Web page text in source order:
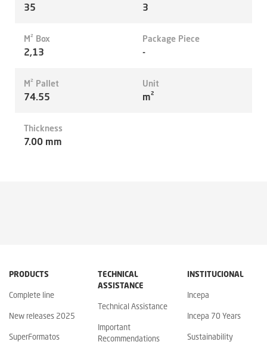
35 3
M² Box
2,13
Package Piece
-
M² Pallet
74.55
Unit
m²
Thickness
7.00 mm
PRODUCTS
Complete line
New releases 2025
SuperFormatos
TECHNICAL
ASSISTANCE
Technical Assistance
Important
Recommendations
INSTITUCIONAL
Incepa
Incepa 70 Years
Sustainability